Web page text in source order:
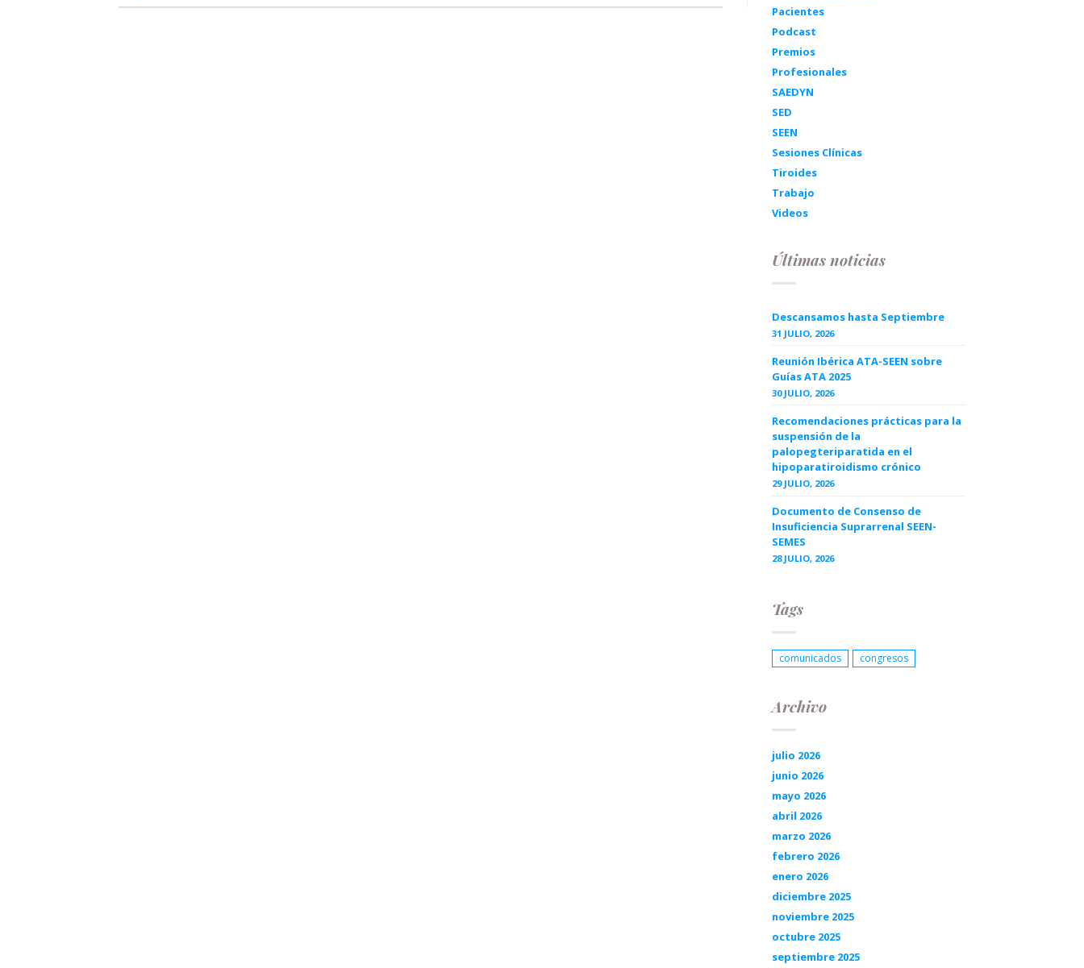
Pacientes
Podcast
Premios
Profesionales
SAEDYN
SED
SEEN
Sesiones Clínicas
Tiroides
Trabajo
Videos
Últimas noticias
Descansamos hasta Septiembre
31 JULIO, 2026
Reunión Ibérica ATA-SEEN sobre
Guías ATA 2025
30 JULIO, 2026
Recomendaciones prácticas para la
suspensión de la
palopegteriparatida en el
hipoparatiroidismo crónico
29 JULIO, 2026
Documento de Consenso de
Insuficiencia Suprarrenal SEEN-
SEMES
28 JULIO, 2026
Tags
comunicados congresos
Archivo
julio 2026
junio 2026
mayo 2026
abril 2026
marzo 2026
febrero 2026
enero 2026
diciembre 2025
noviembre 2025
octubre 2025
septiembre 2025